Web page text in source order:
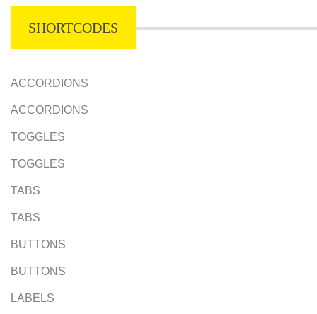
SHORTCODES
ACCORDIONS
ACCORDIONS
TOGGLES
TOGGLES
TABS
TABS
BUTTONS
BUTTONS
LABELS